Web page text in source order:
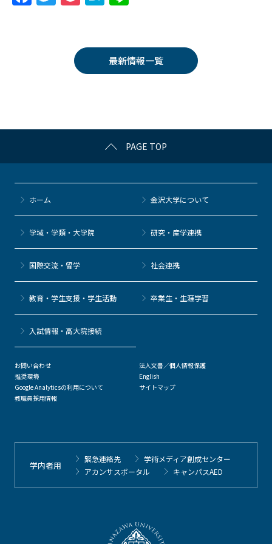
k
erk
et
n
a
最新情報一覧
PAGE TOP
ホーム 金沢大学について
学域・学類・大学院 研究・産学連携
国際交流・留学 社会連携
教育・学生支援・学生活動 卒業生・生涯学習
⼊試情報・高大院接続
お問い合わせ
推奨環境
Google Analyticsの利用について
教職員採用情報
法人文書／個人情報保護
English
サイトマップ
学内者用
緊急連絡先
学術メディア創成センター
アカンサスポータル
キャンパスAED